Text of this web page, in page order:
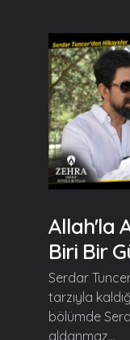
Allah'la
Biri Bir
Serdar
tarzıyla
bölümde
aldanmaz...